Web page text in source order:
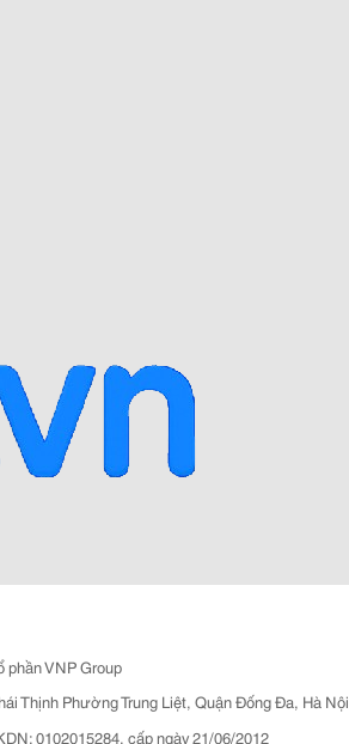
phần VNP Group
Thịnh Phường Trung Liệt, Quận Đống Đa, Hà Nội
0102015284, cấp ngày 21/06/2012